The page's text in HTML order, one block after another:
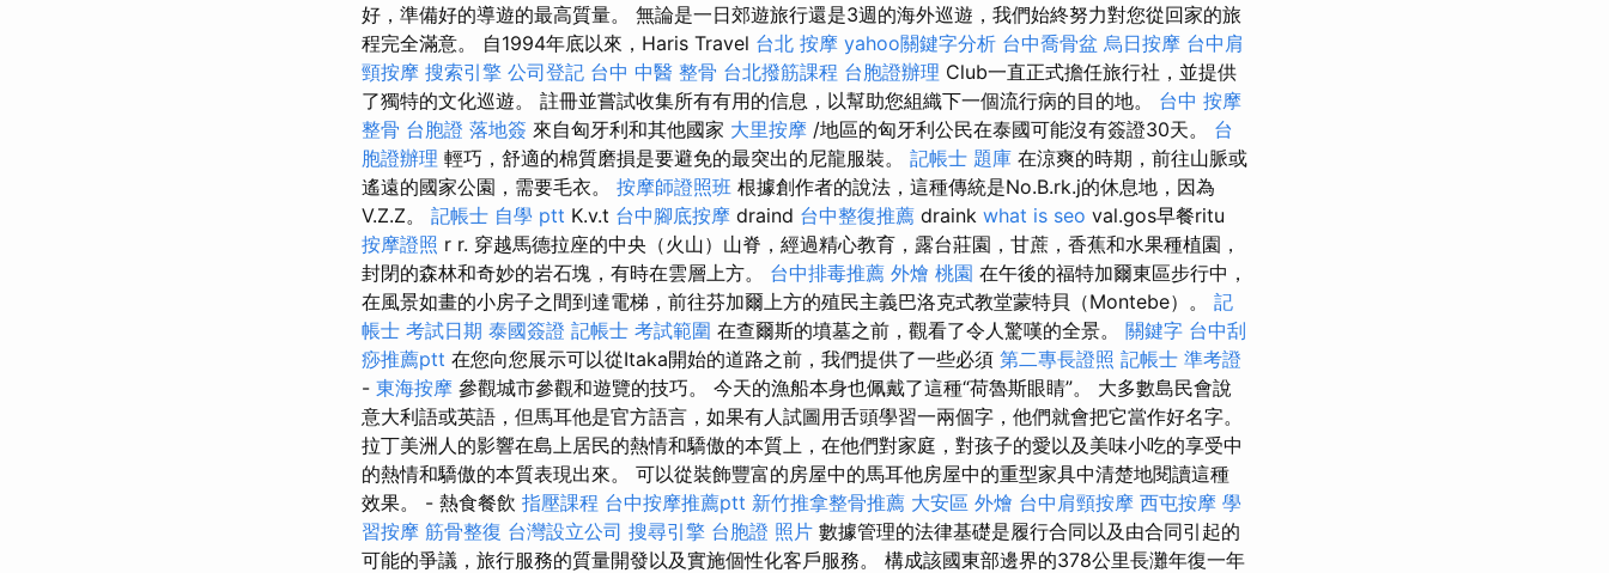
好，準備好的導遊的最高質量。 無論是一日郊遊旅行還是3週的海外巡遊，我們始終努力對您從回家的旅
程完全滿意。 自1994年底以來，Haris Travel 台北 按摩 yahoo關鍵字分析 台中喬骨盆 烏日按摩 台中肩
頸按摩 搜索引擎 公司登記 台中 中醫 整骨 台北撥筋課程 台胞證辦理 Club一直正式擔任旅行社，並提供
了獨特的文化巡遊。 註冊並嘗試收集所有有用的信息，以幫助您組織下一個流行病的目的地。 台中 按摩
整骨 台胞證 落地簽 來自匈牙利和其他國家 大里按摩 /地區的匈牙利公民在泰國可能沒有簽證30天。 台
胞證辦理 輕巧，舒適的棉質磨損是要避免的最突出的尼龍服裝。 記帳士 題庫 在涼爽的時期，前往山脈或
遙遠的國家公園，需要毛衣。 按摩師證照班 根據創作者的說法，這種傳統是No.B.rk.j的休息地，因為
V.Z.Z。 記帳士 自學 ptt K.v.t 台中腳底按摩 draind 台中整復推薦 draink what is seo val.gos早餐ritu
按摩證照 r r. 穿越馬德拉座的中央（火山）山脊，經過精心教育，露台莊園，甘蔗，香蕉和水果種植園，
封閉的森林和奇妙的岩石塊，有時在雲層上方。 台中排毒推薦 外燴 桃園 在午後的福特加爾東區步行中，
在風景如畫的小房子之間到達電梯，前往芬加爾上方的殖民主義巴洛克式教堂蒙特貝（Montebe）。 記
帳士 考試日期 泰國簽證 記帳士 考試範圍 在查爾斯的墳墓之前，觀看了令人驚嘆的全景。 關鍵字 台中刮
痧推薦ptt 在您向您展示可以從Itaka開始的道路之前，我們提供了一些必須 第二專長證照 記帳士 準考證
- 東海按摩 參觀城市參觀和遊覽的技巧。 今天的漁船本身也佩戴了這種“荷魯斯眼睛”。 大多數島民會說
意大利語或英語，但馬耳他是官方語言，如果有人試圖用舌頭學習一兩個字，他們就會把它當作好名字。
拉丁美洲人的影響在島上居民的熱情和驕傲的本質上，在他們對家庭，對孩子的愛以及美味小吃的享受中
的熱情和驕傲的本質表現出來。 可以從裝飾豐富的房屋中的馬耳他房屋中的重型家具中清楚地閱讀這種
效果。 - 熱食餐飲 指壓課程 台中按摩推薦ptt 新竹推拿整骨推薦 大安區 外燴 台中肩頸按摩 西屯按摩 學
習按摩 筋骨整復 台灣設立公司 搜尋引擎 台胞證 照片 數據管理的法律基礎是履行合同以及由合同引起的
可能的爭議，旅行服務的質量開發以及實施個性化客戶服務。 構成該國東部邊界的378公里長灘年復一年